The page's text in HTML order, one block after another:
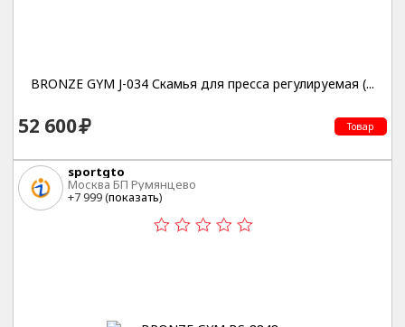
BRONZE GYM J-034 Скамья для пресса регулируемая (...
52 600 Товар
sportgto
Москва БП Румянцево
+7 999 (показать)